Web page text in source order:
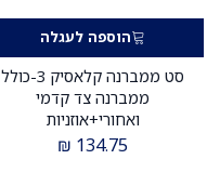
הוספה לעגלה
סט ממברנה קלאסיק 3-כולל
ממברנה צד קדמי
ואחורי+אוזניות
134.75
₪